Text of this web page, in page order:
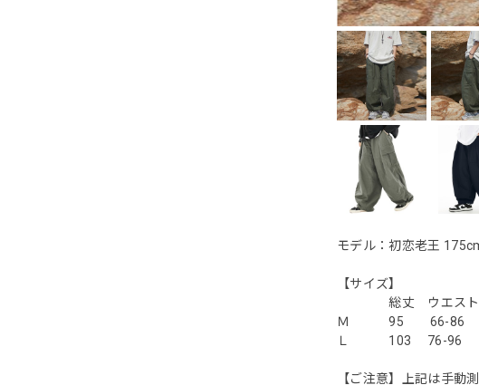
モデル：初恋老王
【サイズ】
総丈 ウエスト
Ｍ 95 66-
Ｌ 103 76-
【ご注意】上記は手動